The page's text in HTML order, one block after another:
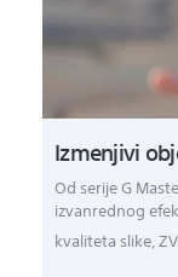
Izmenjivi
Od serije G
izvanrednog
kvaliteta slike,